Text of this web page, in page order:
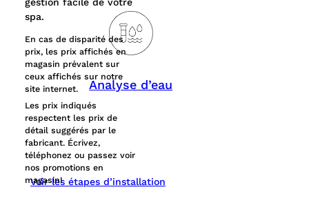
gestion facile de votre
spa.
En cas de disparité des
prix, les prix affichés en
magasin prévalent sur
ceux affichés sur notre
site internet.
Les prix indiqués
respectent les prix de
détail suggérés par le
fabricant. Écrivez,
téléphonez ou passez voir
nos promotions en
magasin!
Analyse d’eau
Voir les étapes d’installation